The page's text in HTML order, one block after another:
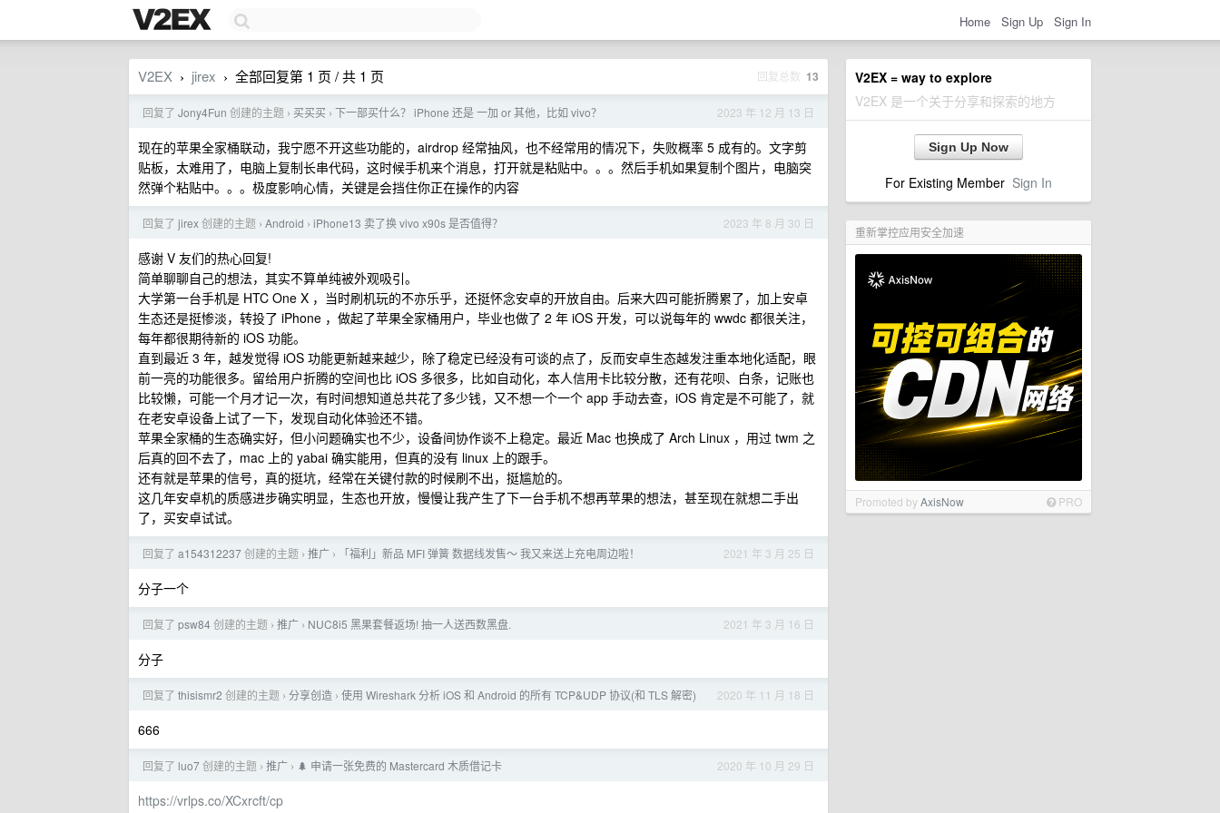
Home Sign Up Sign In
V2EX = way to explore
V2EX 是一个关于分享和探索的地方
Sign Up Now
For Existing Member Sign In
重新掌控应用安全加速
Promoted byAxisNow PRO
V2EX › jirex › 全部回复第 1 页 / 共 1 页 回复总数 13
2023 年 12 月 13 日
回复了 Jony4Fun 创建的主题 › 买买买 › 下一部买什么？ iPhone 还是 一加 or 其他，比如 vivo？
现在的苹果全家桶联动，我宁愿不开这些功能的，airdrop 经常抽风，也不经常用的情况下，失败概率 5 成有的。文字剪
贴板，太难用了，电脑上复制长串代码，这时候手机来个消息，打开就是粘贴中。。。然后手机如果复制个图片，电脑突
然弹个粘贴中。。。极度影响心情，关键是会挡住你正在操作的内容
2023 年 8 月 30 日
回复了 jirex创建的主题 › Android › iPhone13 卖了换 vivo x90s 是否值得？
感谢 V 友们的热心回复!
简单聊聊自己的想法，其实不算单纯被外观吸引。
大学第一台手机是 HTC One X ，当时刷机玩的不亦乐乎，还挺怀念安卓的开放自由。后来大四可能折腾累了，加上安卓
生态还是挺惨淡，转投了 iPhone ，做起了苹果全家桶用户，毕业也做了 2 年 iOS 开发，可以说每年的 wwdc 都很关注，
每年都很期待新的 iOS 功能。
直到最近 3 年，越发觉得 iOS 功能更新越来越少，除了稳定已经没有可谈的点了，反而安卓生态越发注重本地化适配，眼
前一亮的功能很多。留给用户折腾的空间也比 iOS 多很多，比如自动化，本人信用卡比较分散，还有花呗、白条，记账也
比较懒，可能一个月才记一次，有时间想知道总共花了多少钱，又不想一个一个 app 手动去查，iOS 肯定是不可能了，就
在老安卓设备上试了一下，发现自动化体验还不错。
苹果全家桶的生态确实好，但小问题确实也不少，设备间协作谈不上稳定。最近 Mac 也换成了 Arch Linux ，用过 twm 之
后真的回不去了，mac 上的 yabai 确实能用，但真的没有 linux 上的跟手。
还有就是苹果的信号，真的挺坑，经常在关键付款的时候刷不出，挺尴尬的。
这几年安卓机的质感进步确实明显，生态也开放，慢慢让我产生了下一台手机不想再苹果的想法，甚至现在就想二手出
了，买安卓试试。
2021 年 3 月 25 日
回复了 a154312237创建的主题 › 推广 › 「福利」新品 MFI 弹簧 数据线发售～ 我又来送上充电周边啦！
分子一个
2021 年 3 月 16 日
回复了 psw84创建的主题 › 推广 › NUC8i5 黑果套餐返场! 抽一人送西数黑盘.
分子
2020 年 11 月 18 日
回复了 thisismr2 创建的主题 › 分享创造 › 使用 Wireshark 分析 iOS 和 Android 的所有 TCP&UDP 协议(和 TLS 解密)
666
2020 年 10 月 29 日
回复了 luo7创建的主题 › 推广 › 🌲 申请一张免费的 Mastercard 木质借记卡
https://vrlps.co/XCxrcft/cp